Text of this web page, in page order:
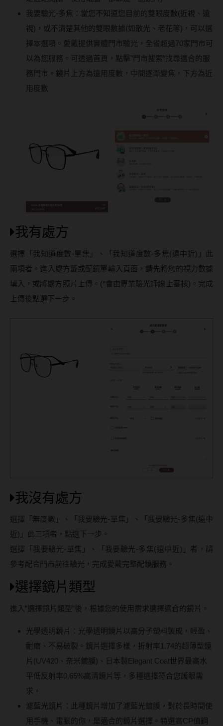
我要驗光-多焦：當您不知道您目前的雙眼度數(近視、遠
視)，或不清楚其他的雙眼數據(如散光、老花等)，可以選
擇本選項。愛戴提供實體門市驗光，全省超過70家門市可
以為您服務。可透過首頁，點擊”門市搜索”找尋適合的服
務門市。鏡片上方為遠用度數，中間逐漸變焦，下方為近
用度數
我有處方
選擇「我知道度數-單焦」、「我知道度數-多焦(遠中近)」此
兩項者。進入處方籤或配鏡單輸入頁面，請先將您的視力數據
填入，或將處方照片上傳。(*會由專業驗光師線上審核)。完成
上傳後點選下一步。
我沒有處方
選擇「無度數」、「我要驗光-單焦」、「我要驗光-多焦(遠中
近)」此三項者，點選下一步。
選擇「我要驗光-單焦」、「我要驗光-多焦(遠中近)」者，請
參考配合門市前往驗光，完成愛戴完整配鏡服務。
選擇鏡片類型
進入”選擇鏡片類型”後，根據您的使用需求選擇適合的鏡片。
光學透明鏡片：光學透明鏡片以高分子塑料製成，輕盈、
耐磨、不易破裂。鏡片選擇多樣，折射率1.74的超薄型鏡
片(UV420、奈米鍍膜)、日本製Elegant Coat世界最高水
平低反射率0.65%高清鏡片等，多種選擇符合您護眼需
求。
濾藍光鏡片：此種鏡片增加了濾藍光鍍膜，對於長時間使
用手機、電腦的你，是適合的鏡片選擇。特選高CP值鋼